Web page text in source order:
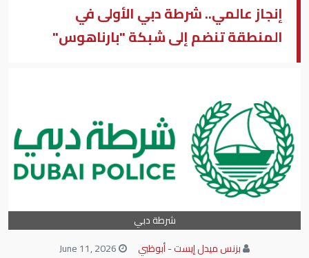
إنجاز عالمي.. شرطة دبي الأولى في
المنطقة تنضم إلى شبكة "بارناهوس"
شرطة دبي
بزنس ميدل إيست - أبوظبي